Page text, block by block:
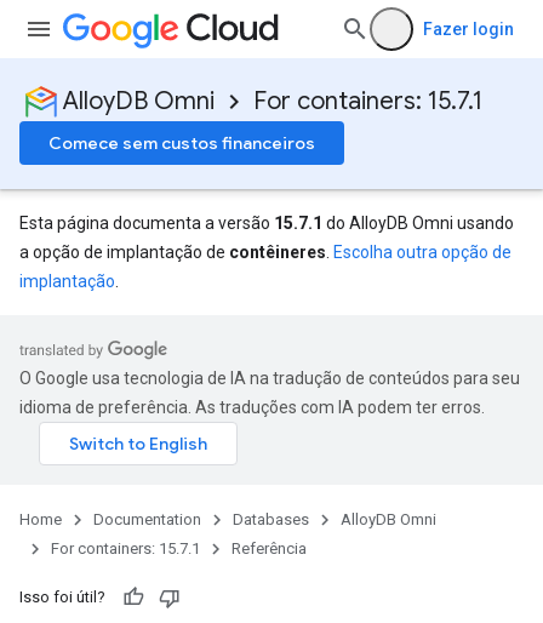
Fazer login
AlloyDB Omni For containers: 15.7.1
Comece sem custos financeiros
Esta página documenta a versão 15.7.1 do AlloyDB Omni usando
a opção de implantação de contêineres Escolha outra opção de
implantação
O Google usa tecnologia de IA na tradução de conteúdos para seu
idioma de preferência. As traduções com IA podem ter erros.
Home Documentation Databases
AlloyDB Omni
For containers: 15.7.1
Referência
Isso foi útil?